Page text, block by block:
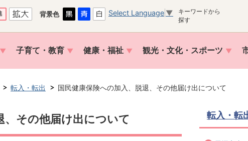
背景色 Select Language ▼
キーワードから
探す
子育て・教育 健康・福祉 観光・文化・スポーツ
転入・転出 国民健康保険への加入、脱退、その他届け出について
、その他届け出について 転入・転